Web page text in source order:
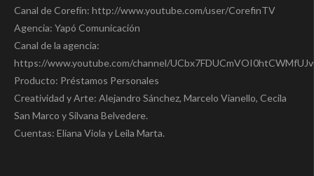
Canal de Corefín: http://www.youtube.com/user/CorefinTV
Agencia: Yapó Comunicación
Canal de la agencia:
https://www.youtube.com/channel/
Producto: Préstamos Personales
Creatividad y Arte: Alejandro Sánchez, Marcelo Vianello, Cecila
San Marco y Silvana Belvedere.
Cuentas: Eliana Viola y Leila Marta.